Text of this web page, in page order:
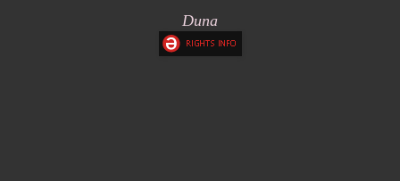
Duna